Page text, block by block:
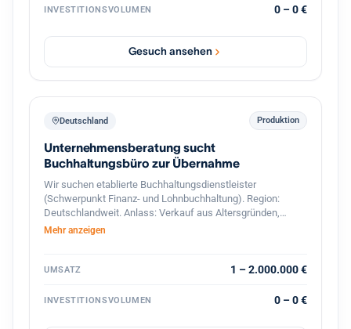
Industrieelektrik Schaltschrankbau
Wartung & Service Photovoltaik / Ladeinfrastruktur
(optional) Der Interessent strebt eine langfristige
Weiterführung und Weiterentwicklung des Unternehmens
500.000 € und 5 Mio. € Standort in Deutschland PLZ-
INVESTITIONSVOLUMEN 0 – 0 €
Gesuch ansehen
Deutschland Produktion
Unternehmensberatung sucht
Buchhaltungsbüro zur Übernahme
Wir suchen etablierte Buchhaltungsdienstleister
(Schwerpunkt Finanz- und Lohnbuchhaltung). Region:
Deutschlandweit. Anlass: Verkauf aus Altersgründen,
Nachfolgemangel oder strategischer Neuausrichtung.
Mehr anzeigen
UMSATZ 1 – 2.000.000 €
INVESTITIONSVOLUMEN 0 – 0 €